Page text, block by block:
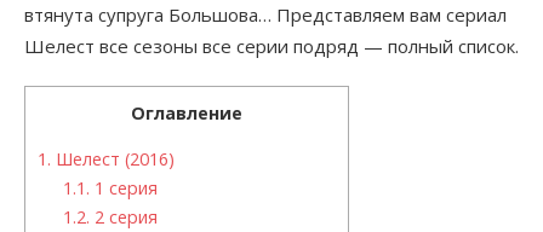
втянута супруга Большова… Представляем вам сериал
Шелест все сезоны все серии подряд — полный список.
Оглавление
1. Шелест (2016)
1.1. 1 серия
1.2. 2 серия